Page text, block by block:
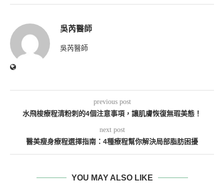
吳芮醫師
吳芮醫師
previous post
水飛梭療程清粉刺的4個注意事項，讓肌膚恢復無瑕美態！
next post
醫美瘦身療程選擇指南：4種療程幫你解決局部脂肪困擾
YOU MAY ALSO LIKE